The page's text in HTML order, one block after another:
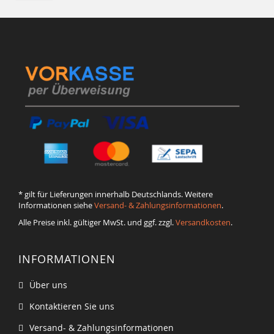
* gilt für Lieferungen innerhalb Deutschlands. Weitere
Informationen sieheVersand- & Zahlungsinformationen.
Alle Preise inkl. gültiger MwSt. und ggf. zzgl.Versandkosten.
INFORMATIONEN
Über uns
Kontaktieren Sie uns
Versand- & Zahlungsinformationen